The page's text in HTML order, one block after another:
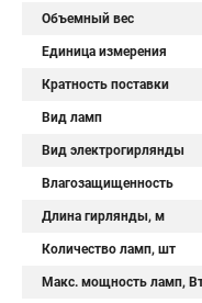
Объемный вес
Единица измерения
Кратность поставки
Вид ламп
Вид электрогирлянды
Влагозащищенность
Длина гирлянды, м
Количество ламп, шт
Макс. мощность ламп,